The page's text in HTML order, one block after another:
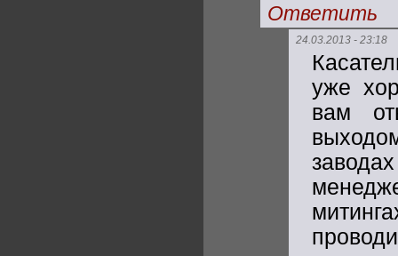
Ответить
24.03.2013 - 23:18
уже
вам